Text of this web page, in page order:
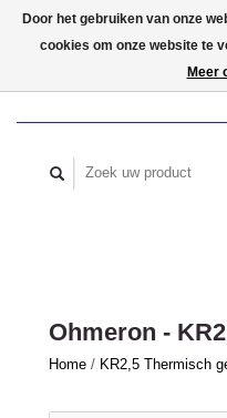
Ohmeron -
Home / KR2,5 Thermisch
Door het gebruiken van onze
cookies om onze website te
Meer